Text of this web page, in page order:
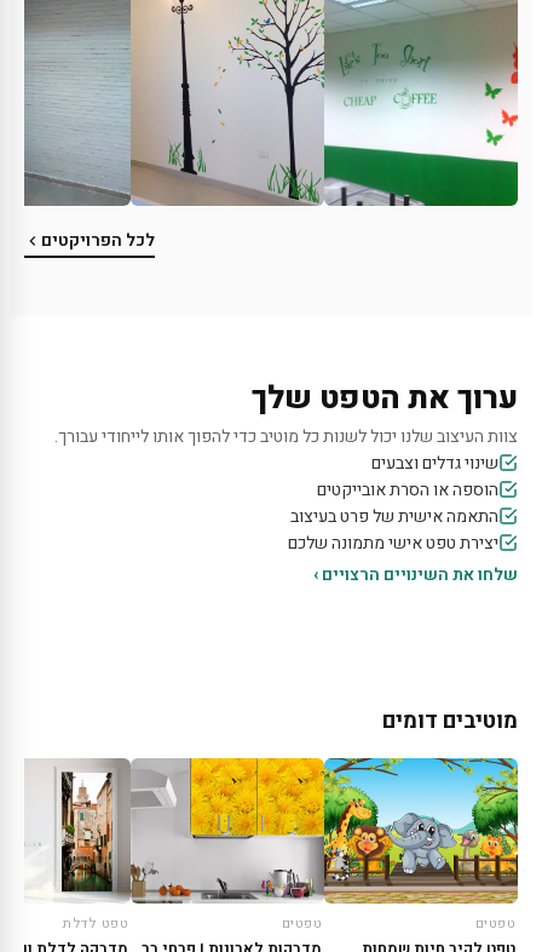
לכל הפרויקטים
ערוך את הטפט שלך
צוות העיצוב שלנו יכול לשנות כל מוטיב כדי להפוך אותו לייחודי עבורך.
שינוי גדלים וצבעים
הוספה או הסרת אובייקטים
התאמה אישית של פרט בעיצוב
יצירת טפט אישי מתמונה שלכם
שלחו את השינויים הרצויים ›
מוטיבים דומים
טפטים טפטים טפט לדלת